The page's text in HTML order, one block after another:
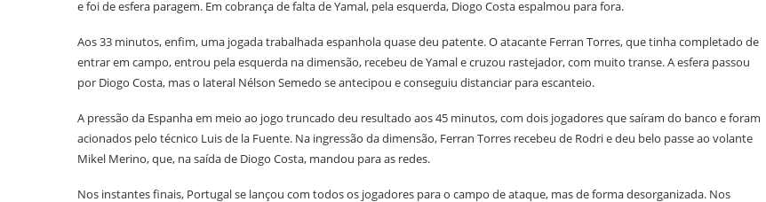
e foi de esfera paragem. Em cobrança de falta de Yamal, pela esquerda, Diogo Costa espalmou para fora.
Aos 33 minutos, enfim, uma jogada trabalhada espanhola quase deu patente. O atacante Ferran Torres, que tinha completado de
entrar em campo, entrou pela esquerda na dimensão, recebeu de Yamal e cruzou rastejador, com muito transe. A esfera passou
por Diogo Costa, mas o lateral Nélson Semedo se antecipou e conseguiu distanciar para escanteio.
A pressão da Espanha em meio ao jogo truncado deu resultado aos 45 minutos, com dois jogadores que saíram do banco e foram
acionados pelo técnico Luis de la Fuente. Na ingressão da dimensão, Ferran Torres recebeu de Rodri e deu belo passe ao volante
Mikel Merino, que, na saída de Diogo Costa, mandou para as redes.
Nos instantes finais, Portugal se lançou com todos os jogadores para o campo de ataque, mas de forma desorganizada. Nos